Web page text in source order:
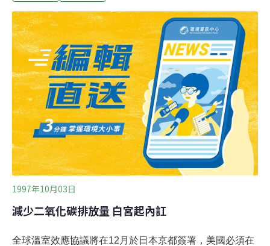
乾旱引發森林大火，引起全球關注。反觀台灣地區，除溫
妮颱風外，連續幾個颱風都是過門不入，偏北轉向日本，
再加上梅雨季和颱風季節降雨豐沛，把每座水庫都餵得飽
飽的，既未發生乾旱，也未鬧大水。但科學家預測這次聖
嬰現象將持續到明年，中央氣象局預報中心副主任吳德榮
也呼籲指出，台灣地區即將進入冬季枯水期，如果1998年
梅雨季沒有下大雨，台灣會立即面臨乾旱的壓力，大家現
在就應該有節約用水的體認。
1997年10月03日
減少二氧化碳排放量 白宮起內訌
全球溫室效應協議將在12月於日本京都簽署，美國必須在